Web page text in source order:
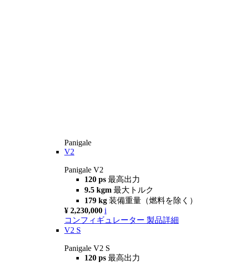
Panigale
V2
Panigale V2
120 ps 最高出力
9.5 kgm 最大トルク
179 kg 装備重量（燃料を除く）
¥ 2,230,000 i
コンフィギュレーター 製品詳細
V2 S
Panigale V2 S
120 ps 最高出力